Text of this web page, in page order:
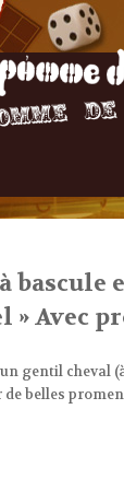
bascule
» Avec
gentil cheval
belles